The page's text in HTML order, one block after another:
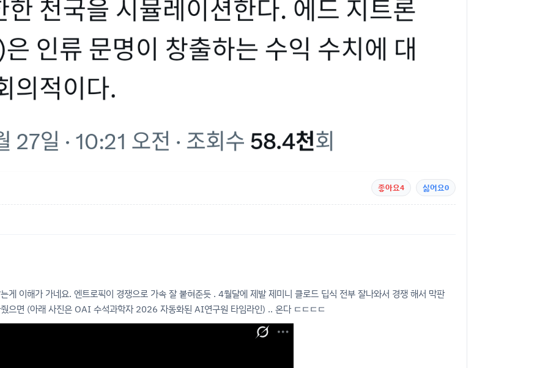
좋아요4 싫어요0
게 이해가 가네요. 엔트로픽이 경쟁으로 가속 잘 붙혀준듯 . 4월달에 제발 제미니 클로드 딥식 전부 잘나와서 경쟁 해서 막판
으면 (아래 사진은 OAI 수석과학자 2026 자동화된 AI연구원 타임라인) .. 온다 ㄷㄷㄷㄷ